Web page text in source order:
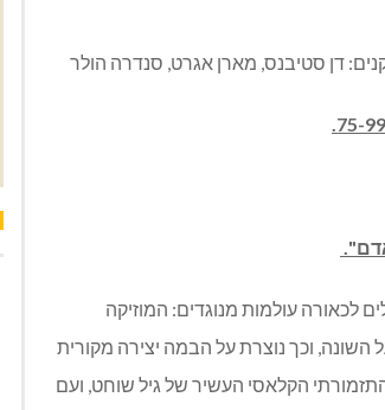
לכאורה עולמות מנוגדים: המוזיקה
וכך נוצרת על הבמה יצירה מקורית
הקלאסי העשיר של גיל שוחט, ועם